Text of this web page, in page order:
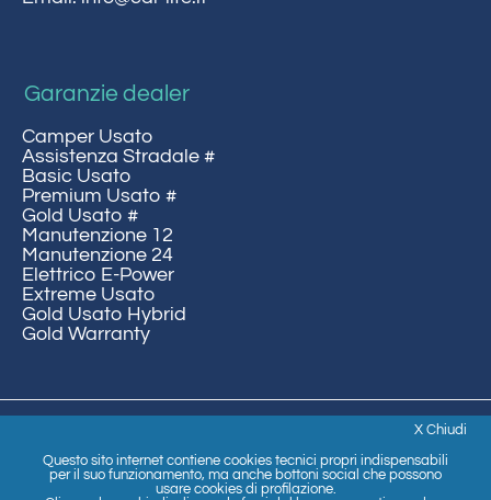
Garanzie dealer
Camper Usato
Assistenza Stradale #
Basic Usato
Premium Usato #
Gold Usato #
Manutenzione 12
Manutenzione 24
Elettrico E-Power
Extreme Usato
Gold Usato Hybrid
Gold Warranty
Privacy
Questo sito internet contiene cookies tecnici propri indispensabili
per il suo funzionamento, ma anche bottoni social che possono
usare cookies di profilazione.
X Chiudi